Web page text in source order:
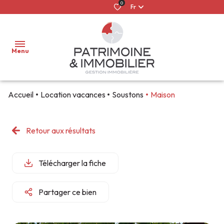
0
Fr
Menu
LOUER
NOS
LOCATIONS
NOS
VENDRE
FAIRE
MON
CONFIER
BIEN
LOCATIVE
QUI
NOUS ?
FONT DÉJÀ
Accueil Location vacances Soustons Maison
Retour aux résultats
Télécharger la fiche
Partager ce bien